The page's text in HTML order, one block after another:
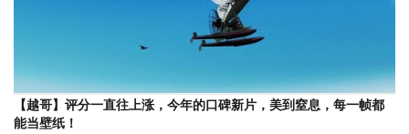
【越哥】评分一直往上涨，今年的口碑新片，美到窒息，每一帧都
能当壁纸！